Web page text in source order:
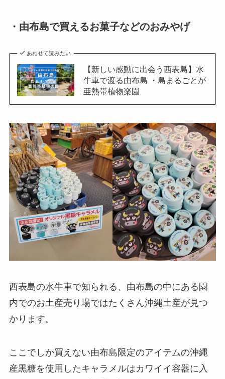
・由布島で買えるお菓子などのおみやげ
あわせて読みたい
【新しい感動に出会う西表島】水
牛車で渡る由布島 ・島まるごとが
亜熱帯植物楽園
西表島の水牛車で知られる、由布島の中にある園
内でのお土産売り場ではたくさん沖縄土産が見つ
かります。
ここでしか買えない由布島限定のアイテムの沖縄
産黒糖を使用したキャラメルはカワイイ容器に入